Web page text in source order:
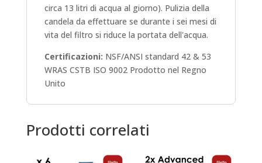
circa 13 litri di acqua al giorno). Pulizia della
candela da effettuare se durante i sei mesi di
vita del filtro si riduce la portata dell'acqua.
Certificazioni: NSF/ANSI standard 42 & 53
WRAS CSTB ISO 9002 Prodotto nel Regno
Unito
Prodotti correlati